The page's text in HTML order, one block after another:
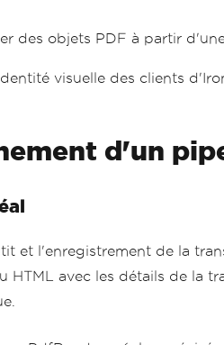
des objets PDF à partir
visuelle des clients
d'un
et l'enregistrement de la
HTML avec les détails de la